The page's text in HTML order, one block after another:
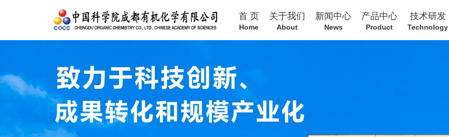
首 页
Home
关于我们
About
新闻中心
News
产品中心
Product
技术研发
Technology